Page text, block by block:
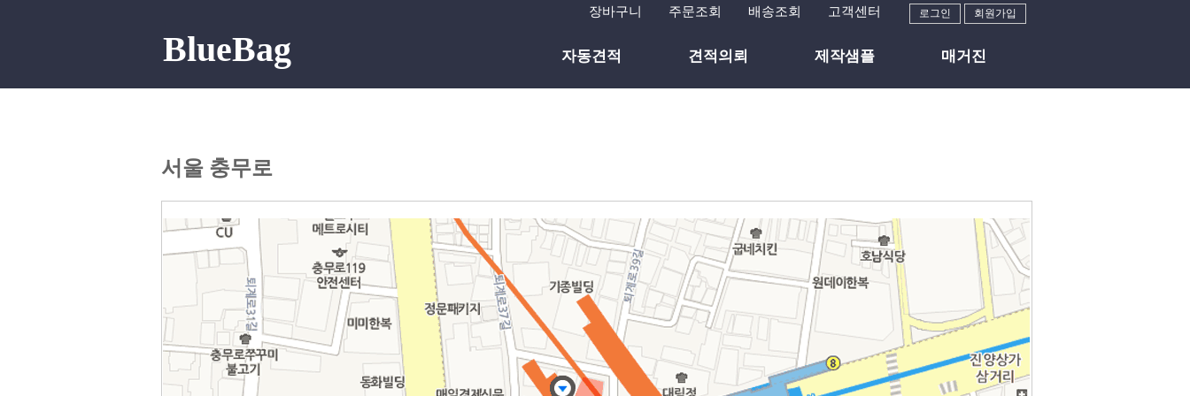
회원가입
로그인
고객센터
배송조회
주문조회
장바구니
BlueBag 자동견적 견적의뢰 제작샘플 매거진
서울 충무로